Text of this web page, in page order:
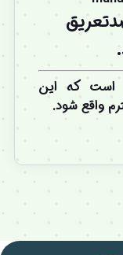
است که این
واقع شود.